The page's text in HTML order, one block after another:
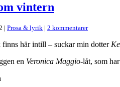
vintern
| Prosa & lyrik | 2 kommentarer
finns här intill – suckar min dotter
en Veronica Maggio-låt, som